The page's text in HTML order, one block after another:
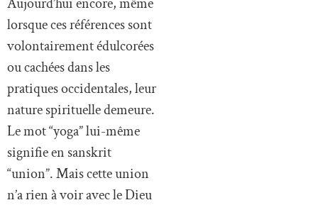
lorsque ces références sont
volontairement édulcorées
ou cachées dans les
pratiques occidentales, leur
nature spirituelle demeure.
Le mot “yoga” lui-même
signifie en sanskrit
“union”. Mais cette union
n’a rien à voir avec le Dieu